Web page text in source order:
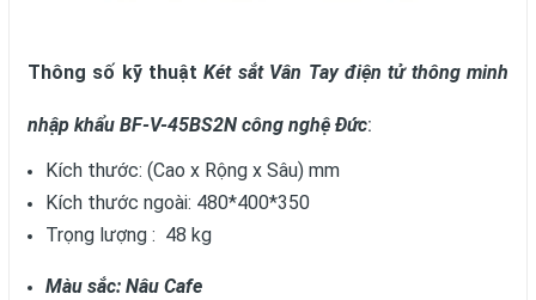
Thông số kỹ thuật Két sắt Vân Tay điện tử thông minh
nhập khẩu BF-V-45BS2N công nghệ Đức:
Kích thước: (Cao x Rộng x Sâu) mm
Kích thước ngoài: 480*400*350
Trọng lượng : 48 kg
Màu sắc: Nâu Cafe